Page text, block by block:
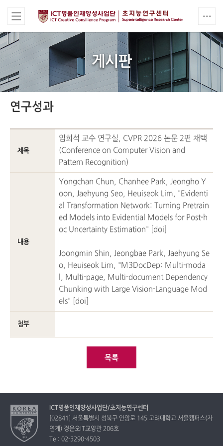
게시판
연구성과
제목
임희석 교수 연구실, CVPR 2026 논문 2편 채택
(Conference on Computer Vision and
Pattern Recognition)
내용
Yongchan Chun, Chanhee Park, Jeongho Y
oon, Jaehyung Seo, Heuiseok Lim, "Evidenti
al Transformation Network: Turning Pretrain
ed Models into Evidential Models for Post-h
oc Uncertainty Estimation" [ doi
Joongmin Shin, Jeongbae Park, Jaehyung Se
o, Heuiseok Lim, "M3DocDep: Multi-moda
l, Multi-page, Multi-document Dependency
Chunking with Large Vision-Language Mod
els" [ doi
첨부
목록
ICT명품인재양성사업단/초지능연구센터
[02841] 서울특별시 성북구 안암로 145 고려대학교 서울캠퍼스(자
연계) 정운오IT교양관 206호
Tel: 02-3290-4503